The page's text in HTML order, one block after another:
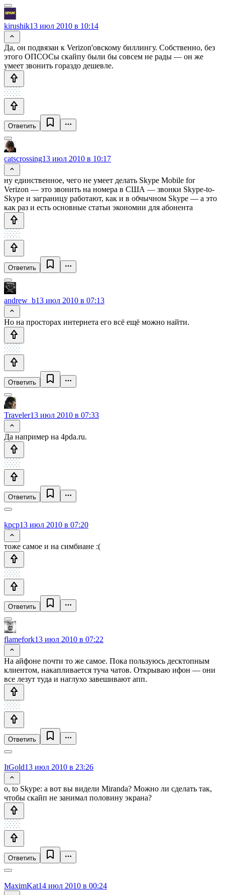
kirushik13 июл 2010 в 10:14
Да, он подвязан к Verizon'овскому биллингу. Собственно, без
этого ОПСОСы скайпу были бы совсем не рады — он же
умеет звонить гораздо дешевле.
Ответить
catscrossing13 июл 2010 в 10:17
ну единственное, чего не умеет делать Skype Mobile for
Verizon — это звонить на номера в США — звонки Skype-to-
Skype и заграницу работают, как и в обчычном Skype — а это
как раз и есть основные статьи экономии для абонента
Ответить
andrew_b13 июл 2010 в 07:13
Но на просторах интернета его всё ещё можно найти.
Ответить
Traveler13 июл 2010 в 07:33
Да например на 4pda.ru.
Ответить
kpcp13 июл 2010 в 07:20
тоже самое и на симбиане :(
Ответить
flamefork13 июл 2010 в 07:22
На айфоне почти то же самое. Пока пользуюсь десктопным
клиентом, накапливается туча чатов. Открываю ифон — они
все лезут туда и наглухо завешивают апп.
Ответить
ItGold13 июл 2010 в 23:26
о, to Skype: а вот вы видели Miranda? Можно ли сделать так,
чтобы скайп не занимал половину экрана?
Ответить
MaximKat14 июл 2010 в 00:24